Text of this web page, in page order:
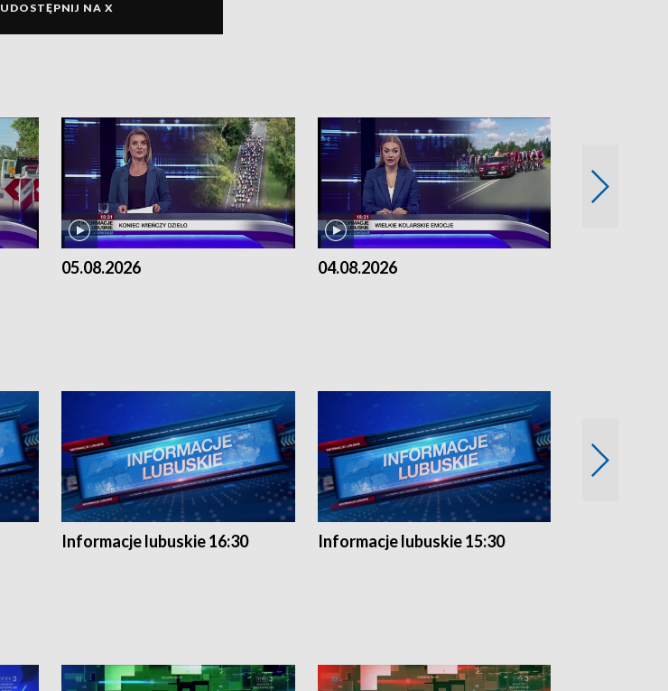
UDOSTĘPNIJ NA X
05.08.2026 04.08.2026
Informacje lubuskie 16:30 Informacje lubuskie 15:30